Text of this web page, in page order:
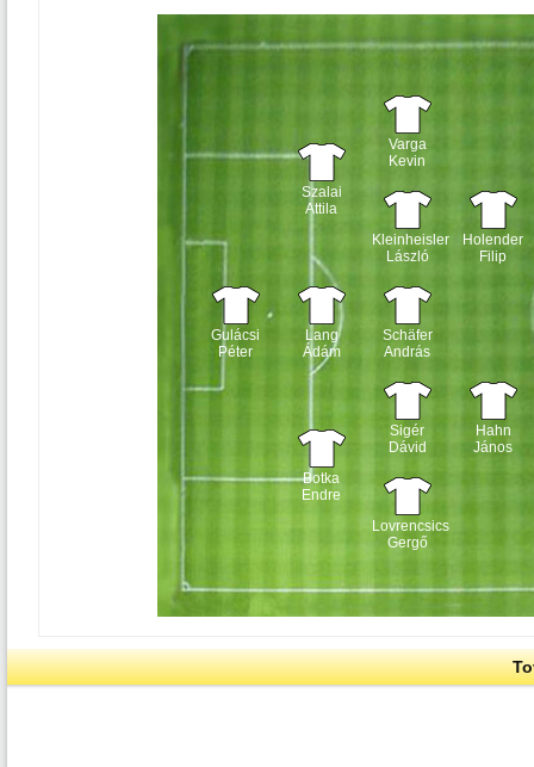
Gulácsi
Péter
Szalai
Attila
Lang
Ádám
Botka
Endre
Varga
Kevin
Kleinheisler
László
Schäfer
András
Sigér
Dávid
Lovrencsics
Gergő
Holender
Filip
Hahn
János